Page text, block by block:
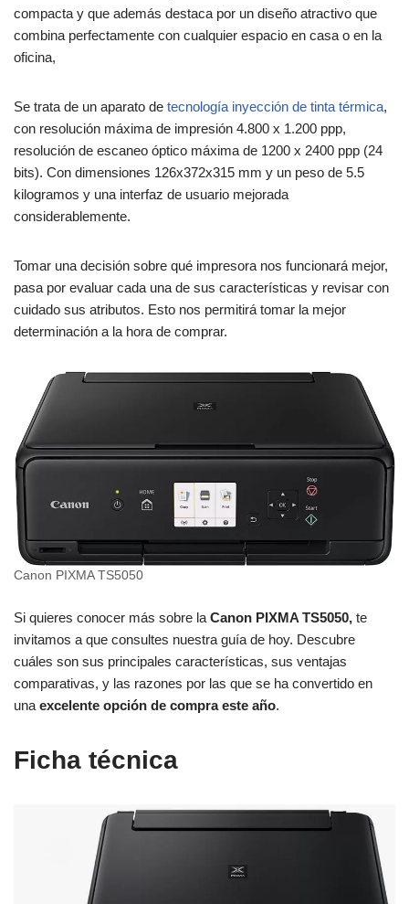
compacta y que además destaca por un diseño atractivo que
combina perfectamente con cualquier espacio en casa o en la
oficina,
Se trata de un aparato de tecnología inyección de tinta térmica,
con resolución máxima de impresión 4.800 x 1.200 ppp,
resolución de escaneo óptico máxima de 1200 x 2400 ppp (24
bits). Con dimensiones 126x372x315 mm y un peso de 5.5
kilogramos y una interfaz de usuario mejorada
considerablemente.
Tomar una decisión sobre qué impresora nos funcionará mejor,
pasa por evaluar cada una de sus características y revisar con
cuidado sus atributos. Esto nos permitirá tomar la mejor
determinación a la hora de comprar.
Canon PIXMA TS5050
Si quieres conocer más sobre laCanon PIXMA TS5050, te
invitamos a que consultes nuestra guía de hoy. Descubre
cuáles son sus principales características, sus ventajas
comparativas, y las razones por las que se ha convertido en
unaexcelente opción de compra este año.
Ficha técnica